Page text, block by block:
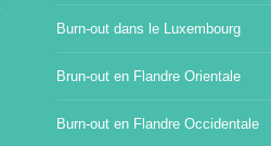
Burn-out dans le Luxembourg
Brun-out en Flandre Orientale
Burn-out en Flandre Occidentale